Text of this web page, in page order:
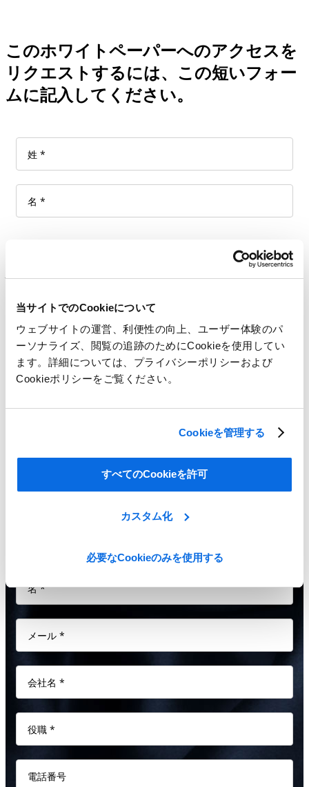
当サイトでのCookieについて
ウェブサイトの運営、利便性の向上、ユーザー体験のパ
ーソナライズ、閲覧の追跡のためにCookieを使用してい
ます。詳細については、プライバシーポリシーおよび
Cookieポリシーをご覧ください。
Cookieを管理する
すべてのCookieを許可
カスタム化
必要なCookieのみを使用する
このホワイトペーパーへのアクセスを
リクエストするには、この短いフォー
ムに記入してください。
その他のCentric PLMのホワイトペー
すべてのマテリアルを見る
百聞は一見に如かず
し、業務を最適化して、コストやリードタイム削減をサポー
トするCentricのファッション・小売り・コンシューマグッズ
用PLMを、1時間でご紹介します。